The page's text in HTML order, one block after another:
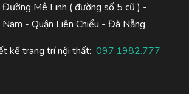
Mê Linh ( đường số 5 cũ ) -
- Quận Liên Chiểu - Đà Nẵng
kế trang trí nội thất: 097.1982.777